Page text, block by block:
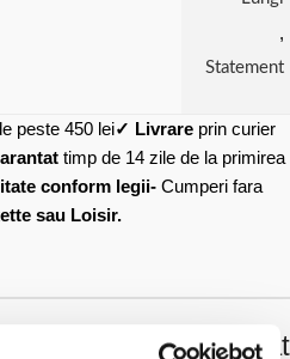
,
Statement
peste 450 lei✓ Livrare prin curier
timp de 14 zile de la primirea
conform legii- Cumperi fara
sau Loisir.
Cercei eleganti